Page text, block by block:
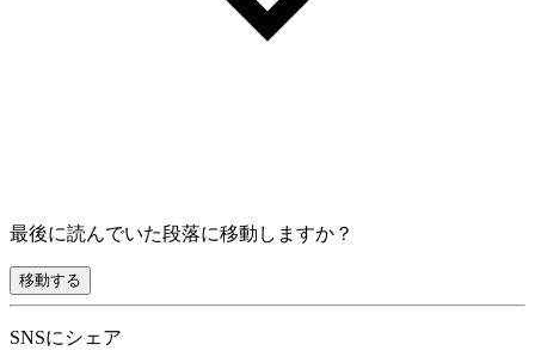
最後に読んでいた段落に移動しますか？
移動する
SNSにシェア